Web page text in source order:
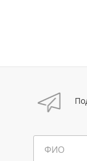
ФИО